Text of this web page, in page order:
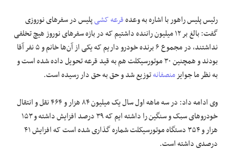
رئیس پلیس راهور با اشاره به وعدهقرعه کشیپلیس در سفر‌های نوروزی
گفت: بالغ بر ۱۲ میلیون راننده داشتیم که در بازه سفر‌های نوروز هیچ تخلفی
نداشتند، در مجموع ۶ برنده خودرو داریم که یکی از آن‌ها خانم و ۵ نفر آقا
بودند و همچنین ۳۰ موتورسیکلت هم به قید قرعه تحویل داده شده است و
به نظر ما جوایزمنصفانهتوزیع شد و حق به حق دار رسیده است.
وی ادامه داد: در سه ماهه اول سال یک میلیون ۸۴ هزار و ۴۶۴ نقل و انتقال
خودرو‌های سبک و سنگین را داشته ایم که ۳۹ درصد افزایش داشته و ۱۵۳
هزار و ۳۵۴ دستگاه موتورسیکلت شماره گذاری شده است که افزایش ۴۱
درصدی داشته است.